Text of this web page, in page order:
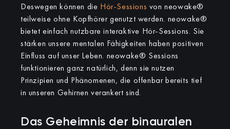
Deswegen können die Hör-Sessions von neowake®
teilweise ohne Kopfhörer genutzt werden. neowake®
bietet einfach nutzbare interaktive Hör-Sessions. Sie
stärken unsere mentalen Fähigkeiten haben positiven
Einfluss auf unser Leben. neowake® Sessions
funktionieren ganz natürlich, denn sie nutzen
Prinzipien und Phänomenen, die offenbar bereits tief
in unseren Gehirnen verankert sind.
Das Geheimnis der binauralen